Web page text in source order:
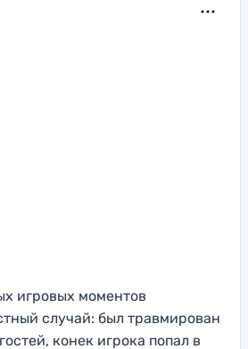
игровых моментов
случай: был травмирован
конек игрока попал в